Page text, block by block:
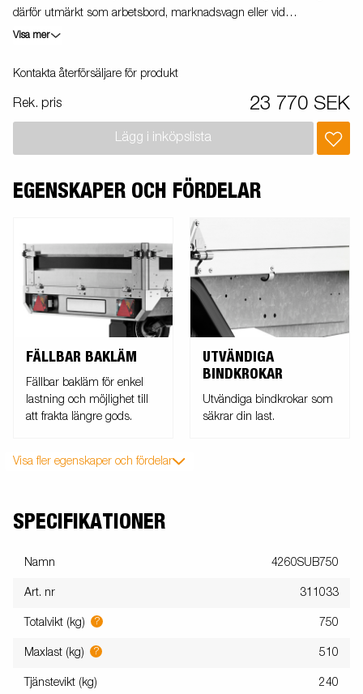
därför utmärkt som arbetsbord, marknadsvagn eller vid
trucklastning. En kraftig stålkantsprofil löper längs med långsidan på
lastning och lossning med gaffeltruck hjälper denna till att skydda
Visa mer
Kontakta återförsäljare för produkt
Rek. pris 23 770 SEK
Lägg i inköpslista
EGENSKAPER OCH FÖRDELAR
FÄLLBAR BAKLÄM
Fällbar bakläm för enkel
lastning och möjlighet till
att frakta längre gods.
UTVÄNDIGA
BINDKROKAR
Utvändiga bindkrokar som
säkrar din last.
Visa fler egenskaper och fördelar
SPECIFIKATIONER
Namn 4260SUB750
Art. nr 311033
Totalvikt (kg) ? 750
Maxlast (kg) ? 510
Tjänstevikt (kg) 240